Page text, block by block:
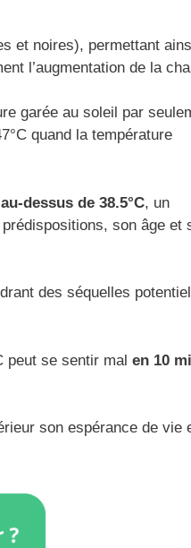
et noires), permettant
l’augmentation de la
garée au soleil par
quand la température
au-dessus de 38.5°C, un
son âge et
des séquelles
peut se sentir mal en 10
son espérance de vie